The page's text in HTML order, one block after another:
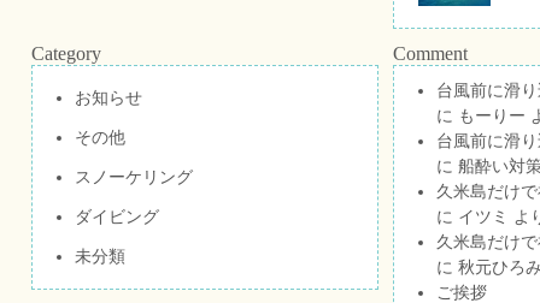
Category
お知らせ
その他
スノーケリング
ダイビング
未分類
Comment
台風前に滑
に もーりー
台風前に滑
に 船酔い対
久米島だけ
に イツミ
よ
久米島だけ
に 秋元ひろ
ご挨拶